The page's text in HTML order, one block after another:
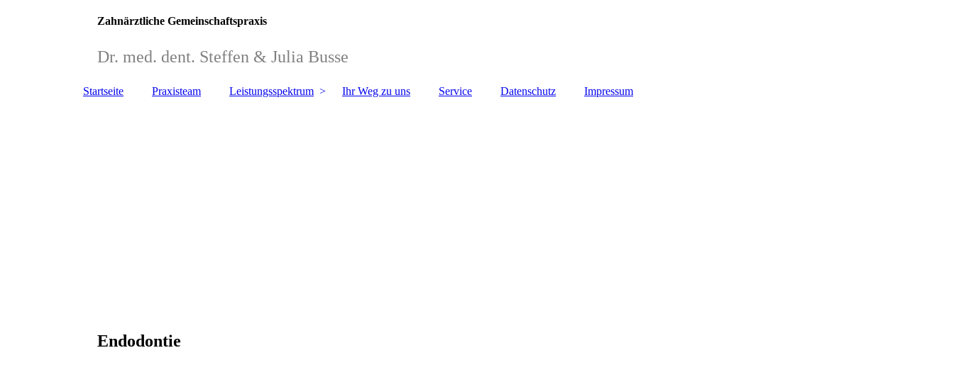
Zahnärztliche Gemeinschaftspraxis
Dr. med. dent. Steffen & Julia Busse
Startseite Praxisteam Leistungsspektrum Ihr Weg zu uns Service Datenschutz Impressum
Endodontie